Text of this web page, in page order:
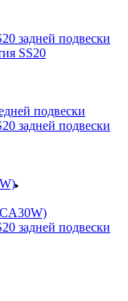
задней подвески
SS20
подвески
задней подвески
задней подвески